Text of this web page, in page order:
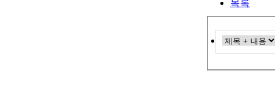
목록